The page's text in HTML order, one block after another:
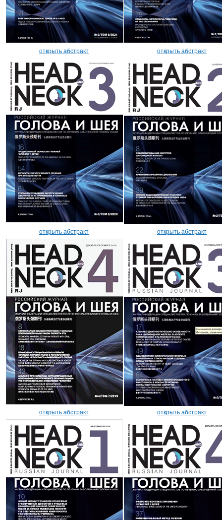
открыть абстракт открыть абстракт
открыть абстракт открыть абстракт
открыть абстракт открыть абстракт